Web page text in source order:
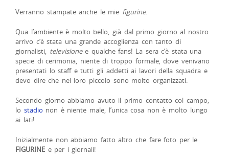
Verranno stampate anche le mie figurine.
Qua l’ambiente è molto bello, già dal primo giorno al nostro
arrivo c’è stata una grande accoglienza con tanto di
giornalisti, televisionee qualche fans! La sera c’è stata una
specie di cerimonia, niente di troppo formale, dove venivano
presentati lo staff e tutti gli addetti ai lavori della squadra e
devo dire che nel loro piccolo sono molto organizzati.
Secondo giorno abbiamo avuto il primo contatto col campo;
lo stadio non è niente male, l’unica cosa non è molto lungo
ai lati!
Inizialmente non abbiamo fatto altro che fare foto per le
FIGURINE e per i giornali!